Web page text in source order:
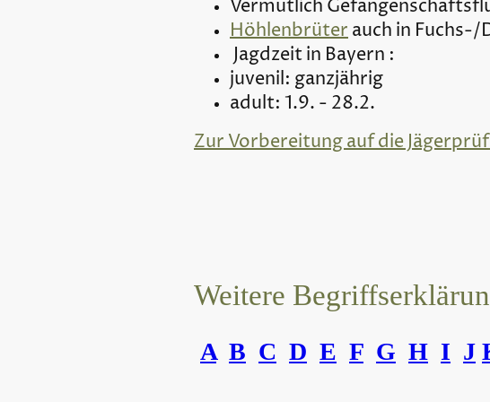
Vermutlich
Höhlenbrüterauch in Fuchs-/
Jagdzeit in Bayern :
juvenil: ganzjährig
adult: 1.9. - 28.2.
Zur Vorbereitung auf die
Weitere
A B C D E F G H I J